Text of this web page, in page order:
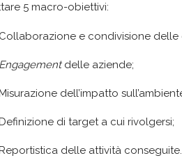
5 macro-obiettivi:
Collaborazione e condivisione
Engagementdelle aziende;
dell’impatto
di target a cui rivolgersi;
delle attività conseguite.